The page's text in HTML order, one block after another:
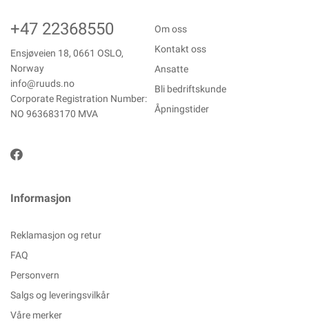
+47 22368550
Ensjøveien 18, 0661 OSLO,
Norway
info@ruuds.no
Corporate Registration Number:
NO 963683170 MVA
Om oss
Kontakt oss
Ansatte
Bli bedriftskunde
Åpningstider
Informasjon
Reklamasjon og retur
FAQ
Personvern
Salgs og leveringsvilkår
Våre merker